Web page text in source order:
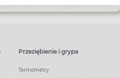
Przeziębienie i grypa
Termometry